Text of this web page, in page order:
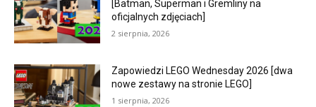
[Batman, Superman i Gremliny na
oficjalnych zdjęciach]
2 sierpnia, 2026
Zapowiedzi LEGO Wednesday 2026 [dwa
nowe zestawy na stronie LEGO]
1 sierpnia, 2026